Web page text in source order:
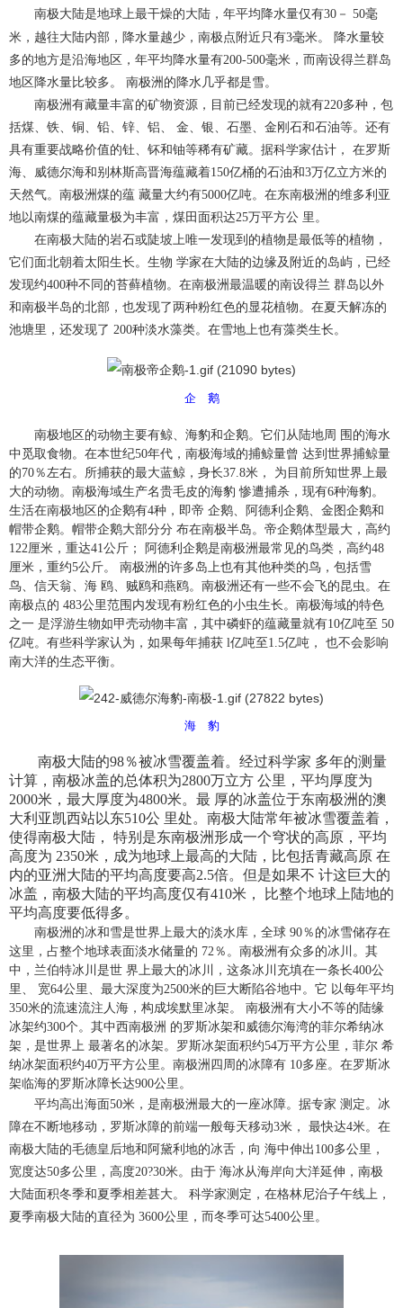
南极大陆是地球上最干燥的大陆，年平均降水量仅有30－ 50毫
米，越往大陆内部，降水量越少，南极点附近只有3毫米。
降水量较
多的地方是沿海地区，年平均降水量有200-500毫米，而南设得兰群岛
地区降水量比较多。 南极洲的降水几乎都是雪。
南极洲有藏量丰富的矿物资源，目前已经发现的就有220多种，包
括煤、铁、铜、铅、锌、铝、 金、银、石墨、金刚石和石油等。还有
具有重要战略价值的钍、钚和铀等稀有矿藏。据科学家估计， 在罗斯
海、威德尔海和别林斯高晋海蕴藏着150亿桶的石油和3万亿立方米的
天然气。南极洲煤的蕴 藏量大约有5000亿吨。在东南极洲的维多利亚
地以南煤的蕴藏量极为丰富，煤田面积达25万平方公 里。
在南极大陆的岩石或陡坡上唯一发现到的植物是最低等的植物，
它们面北朝着太阳生长。生物 学家在大陆的边缘及附近的岛屿，已经
发现约400种不同的苔藓植物。在南极洲最温暖的南设得兰 群岛以外
和南极半岛的北部，也发现了两种粉红色的显花植物。在夏天解冻的
池塘里，还发现了 200种淡水藻类。在雪地上也有藻类生长。
企 鹅
南极地区的动物主要有鲸、海豹和企鹅。它们从陆地周 围的海水
中觅取食物。在本世纪50年代，南极海域的捕鲸量曾 达到世界捕鲸量
的70％左右。所捕获的最大蓝鲸，身长37.8米， 为目前所知世界上最
大的动物。南极海域生产名贵毛皮的海豹 惨遭捕杀，现有6种海豹。
生活在南极地区的企鹅有4种，即帝 企鹅、阿德利企鹅、金图企鹅和
帽带企鹅。帽带企鹅大部分分 布在南极半岛。帝企鹅体型最大，高约
122厘米，重达41公斤； 阿德利企鹅是南极洲最常见的鸟类，高约48
厘米，重约5公斤。 南极洲的许多岛上也有其他种类的鸟，包括雪
鸟、信天翁、海 鸥、贼鸥和燕鸥。南极洲还有一些不会飞的昆虫。在
南极点的 483公里范围内发现有粉红色的小虫生长。南极海域的特色
之一 是浮游生物如甲壳动物丰富，其中磷虾的蕴藏量就有10亿吨至 50
亿吨。有些科学家认为，如果每年捕获 l亿吨至1.5亿吨， 也不会影响
南大洋的生态平衡。
海 豹
南极大陆的98％被冰雪覆盖着。经过科学家 多年的测量
计算，南极冰盖的总体积为2800万立方 公里，平均厚度为
2000米，最大厚度为4800米。最 厚的冰盖位于东南极洲的澳
大利亚凯西站以东510公 里处。南极大陆常年被冰雪覆盖着，
使得南极大陆， 特别是东南极洲形成一个穹状的高原，平均
高度为 2350米，成为地球上最高的大陆，比包括青藏高原 在
内的亚洲大陆的平均高度要高2.5倍。但是如果不 计这巨大的
冰盖，南极大陆的平均高度仅有410米， 比整个地球上陆地的
平均高度要低得多。
南极洲的冰和雪是世界上最大的淡水库，全球 90％的冰雪储存在
这里，占整个地球表面淡水储量的 72％。南极洲有众多的冰川。其
中，兰伯特冰川是世 界上最大的冰川，这条冰川充填在一条长400公
里、 宽64公里、最大深度为2500米的巨大断陷谷地中。它 以每年平均
350米的流速流注人海，构成埃默里冰架。 南极洲有大小不等的陆缘
冰架约300个。其中西南极洲 的罗斯冰架和威德尔海湾的菲尔希纳冰
架，是世界上 最著名的冰架。罗斯冰架面积约54万平方公里，菲尔 希
纳冰架面积约40万平方公里。南极洲四周的冰障有 10多座。在罗斯冰
架临海的罗斯冰障长达900公里。
平均高出海面50米，是南极洲最大的一座冰障。据专家 测定。冰
障在不断地移动，罗斯冰障的前端一般每天移动3米， 最快达4米。在
南极大陆的毛德皇后地和阿黛利地的冰舌，向 海中伸出100多公里，
宽度达50多公里，高度20?30米。由于 海冰从海岸向大洋延伸，南极
大陆面积冬季和夏季相差甚大。 科学家测定，在格林尼治子午线上，
夏季南极大陆的直径为 3600公里，而冬季可达5400公里。